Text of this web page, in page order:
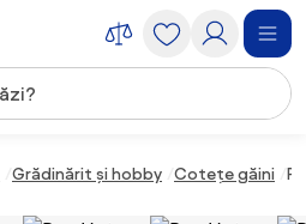
Grădinărit și hobby Cotețe găini